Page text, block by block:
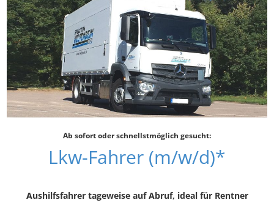
Ab sofort oder schnellstmöglich gesucht:
Lkw-Fahrer (m/w/d)*
Aushilfsfahrer tageweise auf Abruf, ideal für Rentner